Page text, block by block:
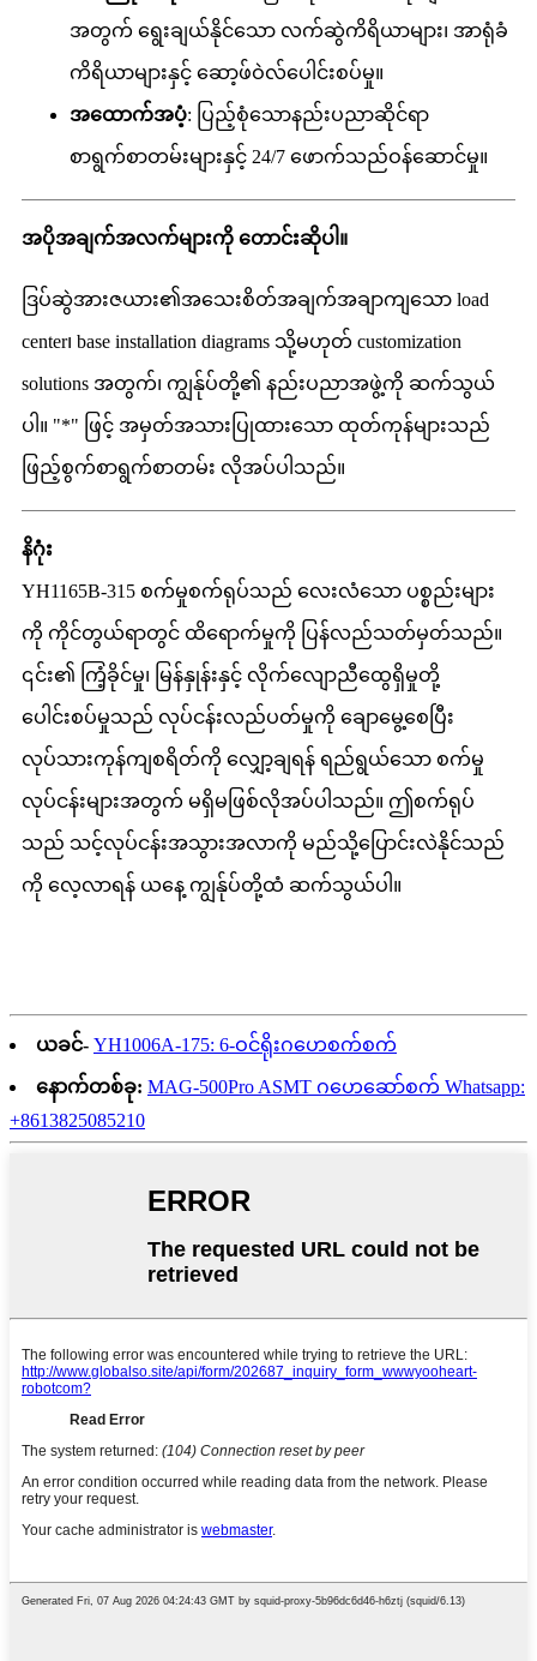
အတွက် ရွေးချယ်နိုင်သော လက်ဆွဲကိရိယာများ၊ အာရုံခံ
ကိရိယာများနှင့် ဆော့ဖ်ဝဲလ်ပေါင်းစပ်မှု။
အထောက်အပံ့: ပြည့်စုံသောနည်းပညာဆိုင်ရာ
စာရွက်စာတမ်းများနှင့် 24/7 ဖောက်သည်ဝန်ဆောင်မှု။
အပိုအချက်အလက်များကို တောင်းဆိုပါ။
ဒြပ်ဆွဲအားဇယား၏အသေးစိတ်အချက်အချာကျသော load
center၊ base installation diagrams သို့မဟုတ် customization
solutions အတွက်၊ ကျွန်ုပ်တို့၏ နည်းပညာအဖွဲ့ကို ဆက်သွယ်
ပါ။ "*" ဖြင့် အမှတ်အသားပြုထားသော ထုတ်ကုန်များသည်
ဖြည့်စွက်စာရွက်စာတမ်း လိုအပ်ပါသည်။
နိဂုံး
YH1165B-315 စက်မှုစက်ရုပ်သည် လေးလံသော ပစ္စည်းများ
ကို ကိုင်တွယ်ရာတွင် ထိရောက်မှုကို ပြန်လည်သတ်မှတ်သည်။
၎င်း၏ ကြံ့ခိုင်မှု၊ မြန်နှုန်းနှင့် လိုက်လျောညီထွေရှိမှုတို့
ပေါင်းစပ်မှုသည် လုပ်ငန်းလည်ပတ်မှုကို ချောမွေ့စေပြီး
လုပ်သားကုန်ကျစရိတ်ကို လျှော့ချရန် ရည်ရွယ်သော စက်မှု
လုပ်ငန်းများအတွက် မရှိမဖြစ်လိုအပ်ပါသည်။ ဤစက်ရုပ်
သည် သင့်လုပ်ငန်းအသွားအလာကို မည်သို့ပြောင်းလဲနိုင်သည်
ကို လေ့လာရန် ယနေ့ ကျွန်ုပ်တို့ထံ ဆက်သွယ်ပါ။
ယခင်- YH1006A-175: 6-ဝင်ရိုးဂဟေစက်စက်
နောက်တစ်ခု: MAG-500Pro ASMT ဂဟေဆော်စက် Whatsapp:
+8613825085210